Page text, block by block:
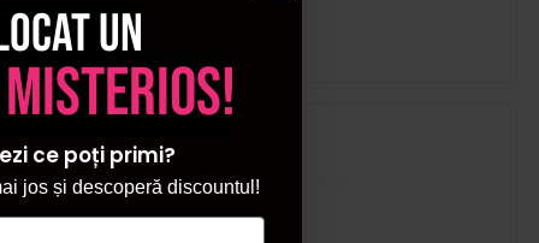
un
ce poți primi?
jos și descoperă discountul!